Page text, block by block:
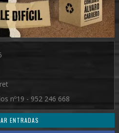
nº19 - 952 246 668
ENTRADAS